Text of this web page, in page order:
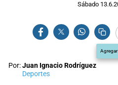
Sábado
Por:Juan Ignacio Rodríguez
Deportes